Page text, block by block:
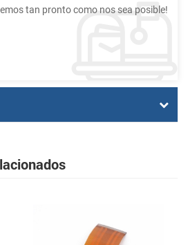
tan pronto como nos sea posible!